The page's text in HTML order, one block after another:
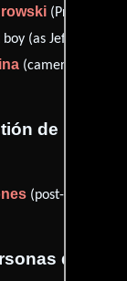
(Primer
boy (as Jeff Van der
(camera operator
de
(post-
que